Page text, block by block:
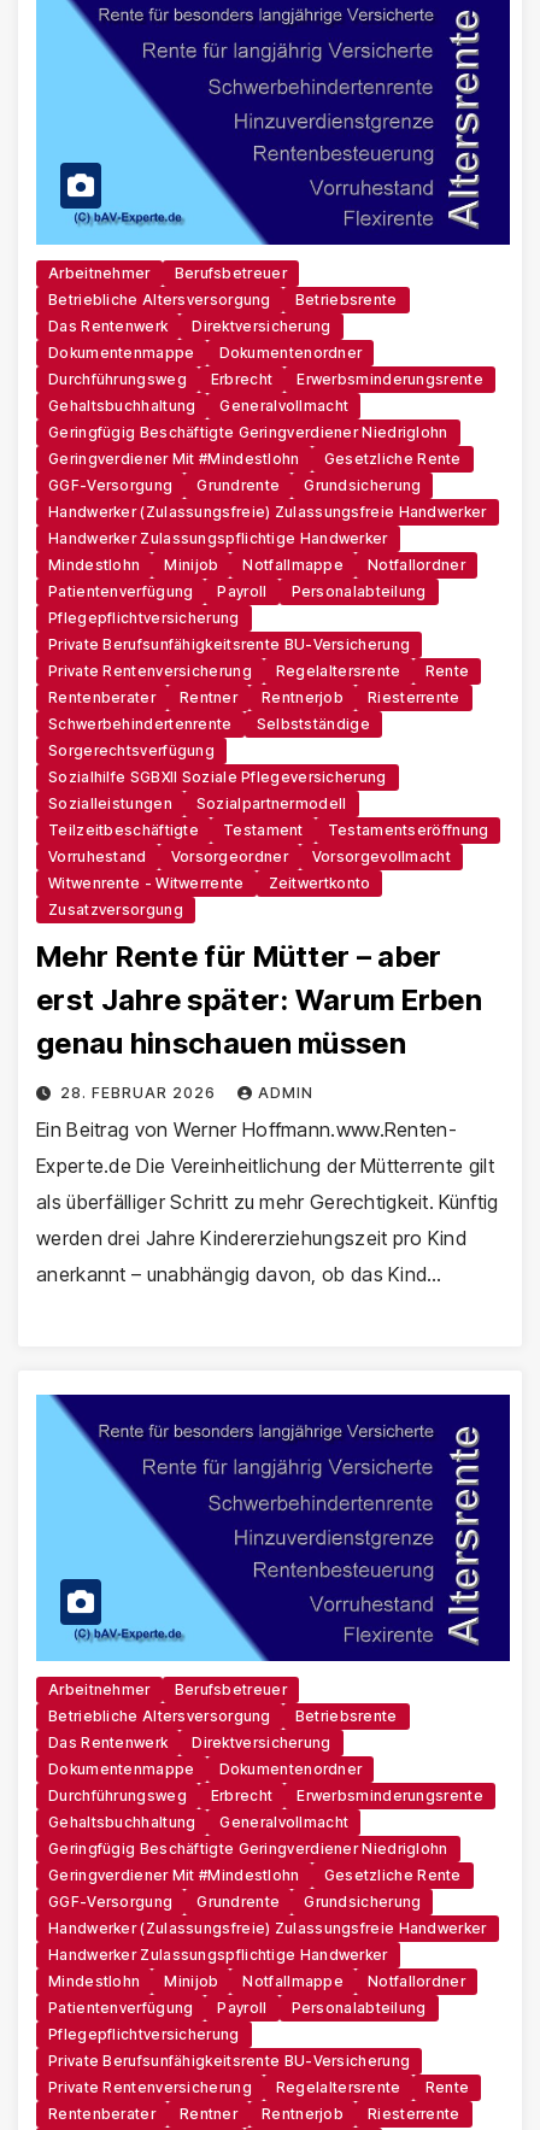
Arbeitnehmer
Berufsbetreuer
Betriebliche Altersversorgung
Betriebsrente
Das Rentenwerk
Direktversicherung
Dokumentenmappe
Dokumentenordner
Durchführungsweg
Erbrecht
Erwerbsminderungsrente
Gehaltsbuchhaltung
Generalvollmacht
Geringfügig Beschäftigte Geringverdiener Niedriglohn
Geringverdiener Mit #Mindestlohn
Gesetzliche Rente
GGF-Versorgung
Grundrente
Grundsicherung
Handwerker (zulassungsfreie) Zulassungsfreie Handwerker
Handwerker Zulassungspflichtige Handwerker
Mindestlohn
Minijob Notfallmappe
Notfallordner
Patientenverfügung
Payroll
Personalabteilung
Pflegepflichtversicherung
Private Berufsunfähigkeitsrente BU-Versicherung
Private Rentenversicherung
Regelaltersrente
Rente
Rentenberater
Rentner Rentnerjob
Riesterrente
Schwerbehindertenrente
Selbstständige
Sorgerechtsverfügung
Sozialhilfe SGBXII Soziale Pflegeversicherung
Sozialleistungen
Sozialpartnermodell
Teilzeitbeschäftigte
Testament
Testamentseröffnung
Vorruhestand
Vorsorgeordner
Vorsorgevollmacht
Witwenrente - Witwerrente
Zeitwertkonto
Zusatzversorgung
Mehr Rente für Mütter – aber
erst Jahre später: Warum Erben
genau hinschauen müssen
28. FEBRUAR 2026 ADMIN
Ein Beitrag von Werner Hoffmann.www.Renten-
Experte.de Die Vereinheitlichung der Mütterrente gilt
als überfälliger Schritt zu mehr Gerechtigkeit. Künftig
werden drei Jahre Kindererziehungszeit pro Kind
anerkannt – unabhängig davon, ob das Kind…
Arbeitnehmer
Berufsbetreuer
Betriebliche Altersversorgung
Betriebsrente
Das Rentenwerk
Direktversicherung
Dokumentenmappe
Dokumentenordner
Durchführungsweg
Erbrecht
Erwerbsminderungsrente
Gehaltsbuchhaltung
Generalvollmacht
Geringfügig Beschäftigte Geringverdiener Niedriglohn
Geringverdiener Mit #Mindestlohn
Gesetzliche Rente
GGF-Versorgung
Grundrente
Grundsicherung
Handwerker (zulassungsfreie) Zulassungsfreie Handwerker
Handwerker Zulassungspflichtige Handwerker
Mindestlohn
Minijob Notfallmappe
Notfallordner
Patientenverfügung
Payroll
Personalabteilung
Pflegepflichtversicherung
Private Berufsunfähigkeitsrente BU-Versicherung
Private Rentenversicherung
Regelaltersrente
Rente
Rentenberater
Rentner Rentnerjob Riesterrente